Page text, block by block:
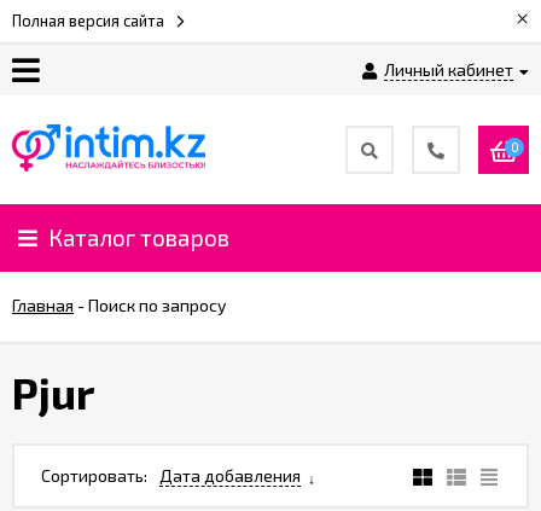
Полная версия сайта ×
Личный кабинет
нас
Доставка
и
0
Каталог товаров
Главная -Поиск по запросу
Pjur
Сортировать: Дата добавления